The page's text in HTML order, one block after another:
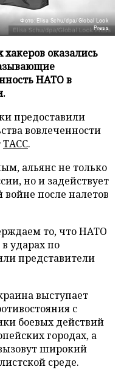
Фото: Elisa Schu/dpa/Global Look
Press
оказались
НАТО в
предоставили
вовлеченности
ТАСС.
альянс не только
но и задействует
после налетов
то, что НАТО
ударах по
представители
выступает
с
боевых действий
городах, а
широкий
среде.